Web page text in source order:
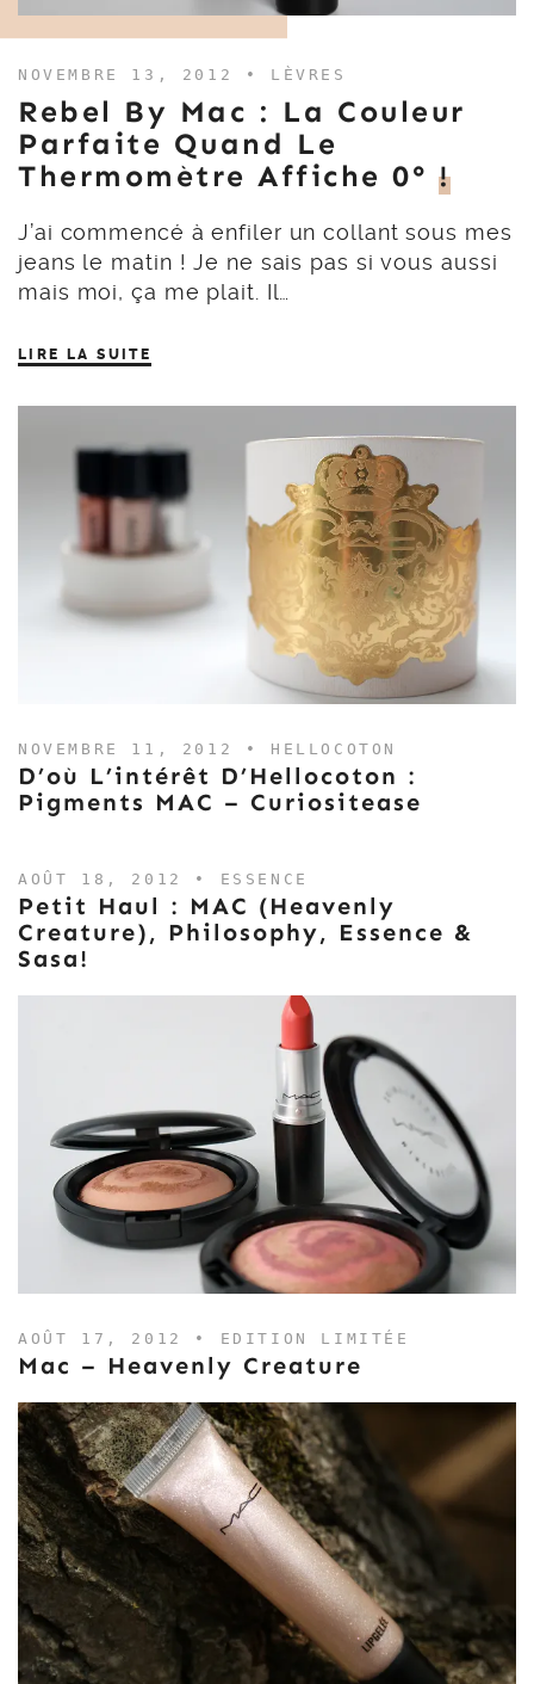
NOVEMBRE 13, 2012 • LÈVRES
Rebel By Mac : La Couleur
Parfaite Quand Le
Thermomètre Affiche 0° !
J’ai commencé à enfiler un collant sous mes
jeans le matin ! Je ne sais pas si vous aussi
mais moi, ça me plait. Il…
LIRE LA SUITE
NOVEMBRE 11, 2012 • HELLOCOTON
D’où L’intérêt D’Hellocoton :
Pigments MAC – Curiositease
AOÛT 18, 2012 • ESSENCE
Petit Haul : MAC (Heavenly
Creature), Philosophy, Essence &
Sasa!
AOÛT 17, 2012 • EDITION LIMITÉE
Mac – Heavenly Creature